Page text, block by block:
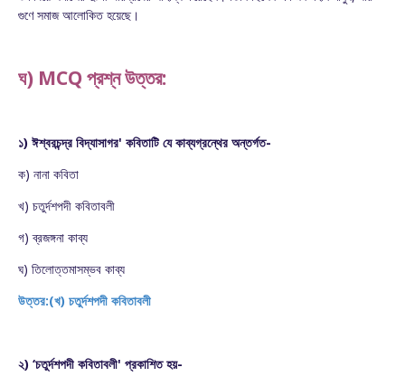
গুণে সমাজ আলোকিত হয়েছে।
ঘ) MCQ প্রশ্ন উত্তর:
১) ঈশ্বরচন্দ্র বিদ্যাসাগর' কবিতাটি যে কাব্যগ্রন্থের অন্তর্গত-
ক) নানা কবিতা
খ) চতুর্দশপদী কবিতাবলী
গ) ব্রজঙ্গনা কাব্য
ঘ) তিলোত্তমাসম্ভব কাব্য
উত্তর:(খ) চতুর্দশপদী কবিতাবলী
২) ‘চতুর্দশপদী কবিতাবলী' প্রকাশিত হয়-